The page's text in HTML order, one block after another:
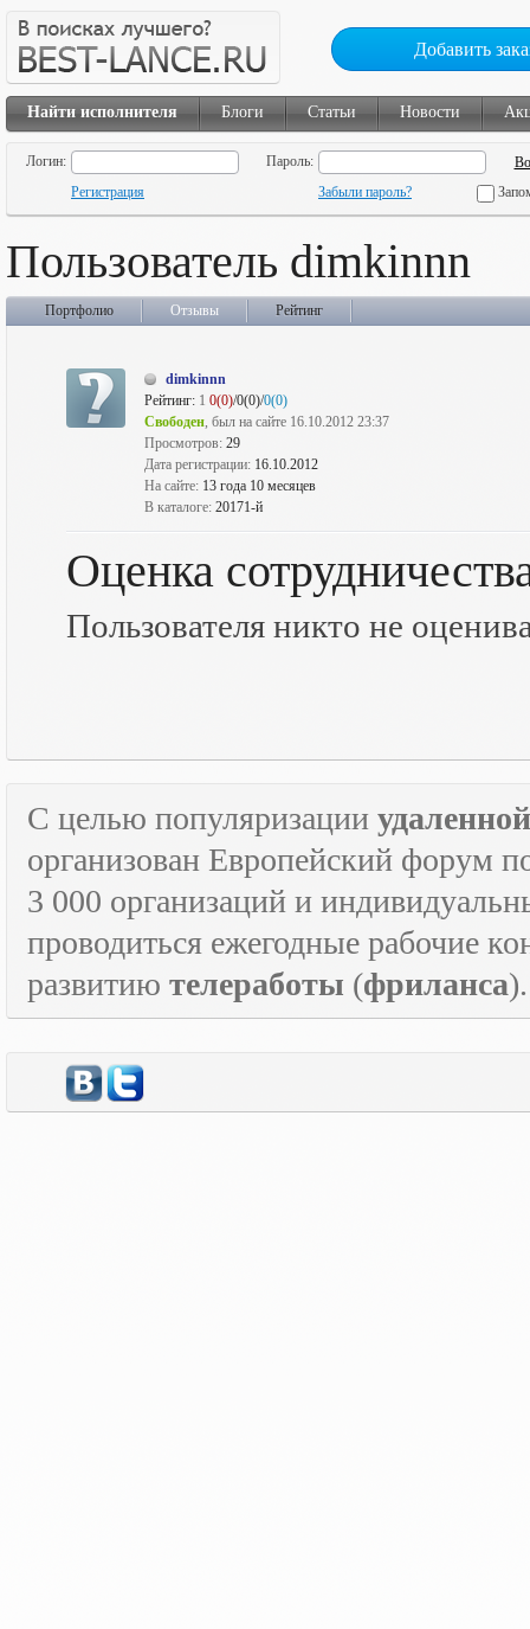
Добавить
Найти исполнителя Блоги Статьи Новости
Логин:
Пароль:
Регистрация
Забыли пароль?
Пользователь dimkinnn
Портфолио Отзывы Рейтинг
dimkinnn
Рейтинг: 1 0(0)/0(0)/0(0)
Свободен, был на сайте 16.10.2012 23:37
Просмотров: 29
Дата регистрации: 16.10.2012
На сайте: 13 года 10 месяцев
В каталоге: 20171-й
Оценка
Пользователя никто не
С целью популяризации
организован Европейский форум
3 000 организаций и
проводиться ежегодные рабочие
развитию телеработы (фриланса).